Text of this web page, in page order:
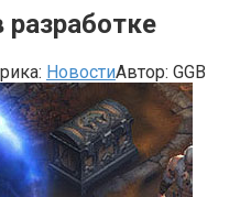
НовостиАвтор: GGB